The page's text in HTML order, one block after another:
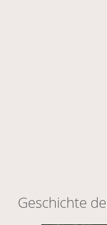
Geschichte